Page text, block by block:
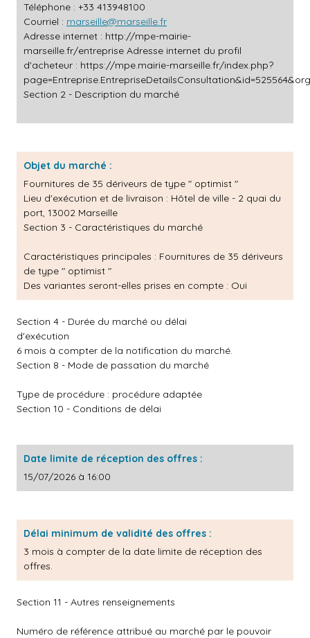
Téléphone : +33 413948100
Courriel : marseille@marseille.fr
Adresse internet : http://mpe-mairie-
marseille.fr/entreprise Adresse internet du profil
d'acheteur : https://mpe.mairie-marseille.fr/index.php?
Section 2 - Description du marché
Objet du marché :
Fournitures de 35 dériveurs de type " optimist "
Lieu d'exécution et de livraison : Hôtel de ville - 2 quai du
port, 13002 Marseille
Section 3 - Caractéristiques du marché
Caractéristiques principales : Fournitures de 35 dériveurs
de type " optimist "
Des variantes seront-elles prises en compte : Oui
Section 4 - Durée du marché ou délai
d'exécution
6 mois à compter de la notification du marché.
Section 8 - Mode de passation du marché
Type de procédure : procédure adaptée
Section 10 - Conditions de délai
Date limite de réception des offres :
15/07/2026 à 16:00
Délai minimum de validité des offres :
3 mois à compter de la date limite de réception des
offres.
Section 11 - Autres renseignements
Numéro de référence attribué au marché par le pouvoir